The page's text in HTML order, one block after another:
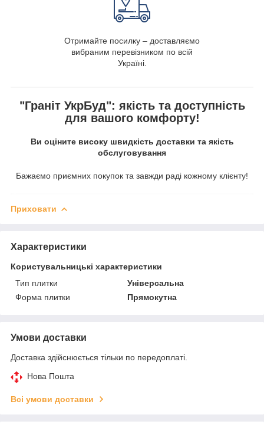
Отримайте посилку – доставляємо
вибраним перевізником по всій
Україні.
"Граніт УкрБуд": якість та доступність
для вашого комфорту!
Ви оціните високу швидкість доставки та якість
обслуговування
Бажаємо приємних покупок та завжди раді кожному клієнту!
Приховати
Характеристики
Користувальницькі характеристики
Тип плитки
Універсальна
Форма плитки
Прямокутна
Умови доставки
Доставка здійснюється тільки по передоплаті.
Нова Пошта
Всі умови доставки